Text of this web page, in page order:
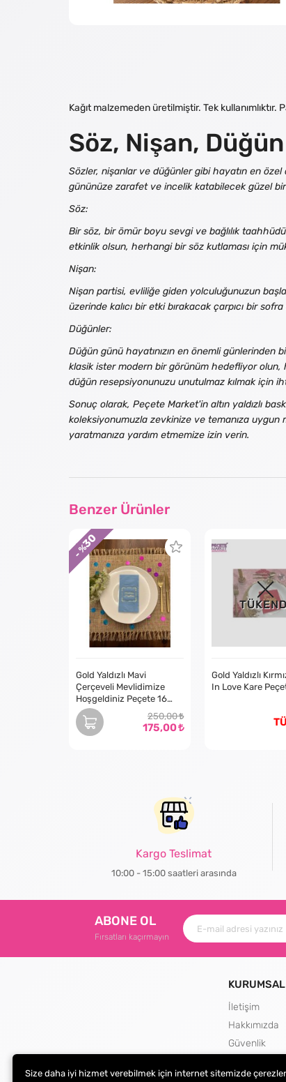
Kağıt malzemeden üretilmiştir. Tek
Söz, Nişan,
Sözler, nişanlar ve düğünler gibi hayatın en
gününüze zarafet ve incelik katabilecek güzel bir
Söz:
Bir söz, bir ömür boyu sevgi ve bağlılık
etkinlik olsun, herhangi bir söz kutlaması için
Nişan:
Nişan partisi, evliliğe giden yolculuğunuzun
üzerinde kalıcı bir etki bırakacak çarpıcı bir
Düğünler:
Düğün günü hayatınızın en önemli günlerinden
klasik ister modern bir görünüm hedefliyor olun,
düğün resepsiyonunuzu unutulmaz kılmak için
Sonuç olarak, Peçete Market'in altın yaldızlı
koleksiyonumuzla zevkinize ve temanıza uygun
yaratmanıza yardım etmemize izin verin.
Benzer Ürünler
Gold Yaldızlı Mavi
Çerçeveli Mevlidimize
Hoşgeldiniz Peçete 16
Adet
250,00
175,00
- %
30
Gold Yaldızlı
In Love Kare
Kargo Teslimat
10:00 - 15:00 saatleri arasında
ABONE OL
Fırsatları kaçırmayın
KURUMSAL
İletişim
Hakkımızda
Güvenlik
Kargo
Size daha iyi hizmet verebilmek için internet sitemizde çerezler